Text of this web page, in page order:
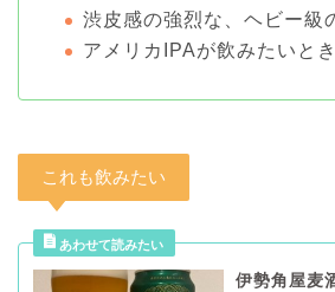
渋皮感の強烈な、ヘビー級
アメリカIPAが飲みたいと
これも飲みたい
伊勢角屋麦